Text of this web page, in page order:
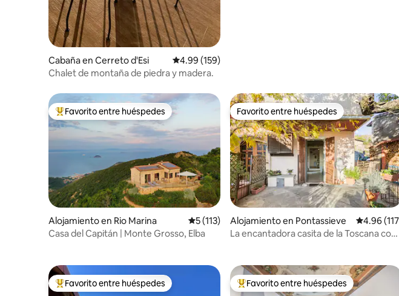
Cabaña en Cerreto d'Esi Calificación promedio: 4.99 de 5, 159 reseñas
4.99 (159)
Chalet de montaña de piedra y madera.
Favorito entre huéspedes preferido
Favorito entre huéspedes
Alojamiento en Rio Marina Calificación promedio: 5 de 5, 113 reseñas
5 (113)
Casa del Capitán | Monte Grosso, Elba
Favorito entre huéspedes
Favorito entre huéspedes
Alojamiento en Pontassieve
4.96
La encantadora casita de la Toscana con
Favorito entre huéspedes preferido
Favorito entre huéspedes Favorito entre huéspedes preferido
Favorito entre huéspedes